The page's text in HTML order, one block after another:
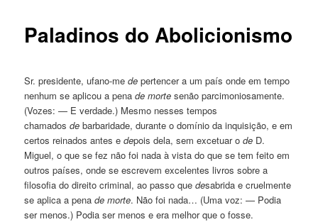
Paladinos do Abolicionismo
Sr. presidente, ufano-mede pertencer a um país onde em tempo
nenhum se aplicou a penade morte senão parcimoniosamente.
(Vozes: — E verdade.) Mesmo nesses tempos
chamadosde barbaridade, durante o domínio da inquisição, e em
certos reinados antes edepois dela, sem excetuar ode D.
Miguel, o que se fez não foi nada à vista do que se tem feito em
outros países, onde se escrevem excelentes livros sobre a
filosofia do direito criminal, ao passo quedesabrida e cruelmente
se aplica a penade morte. Não foi nada… (Uma voz: — Podia
ser menos.) Podia ser menos e era melhor que o fosse.